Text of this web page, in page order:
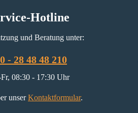
Hotline
und Beratung unter:
- 28 48 48 210
08:30 - 17:30 Uhr
unserKontaktformular.